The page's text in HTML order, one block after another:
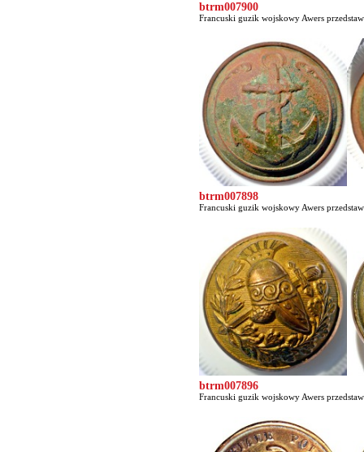
btrm007900
Francuski guzik wojskowy Awers
btrm007898
Francuski guzik wojskowy Awers
btrm007896
Francuski guzik wojskowy Awers